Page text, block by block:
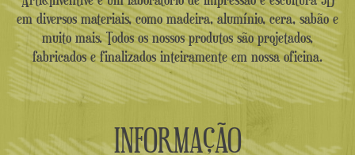
em diversos materiais, como madeira, alumínio, cera, sabão e
muito mais. Todos os nossos produtos são projetados,
fabricados e finalizados inteiramente em nossa oficina.
INFORMAÇÃO